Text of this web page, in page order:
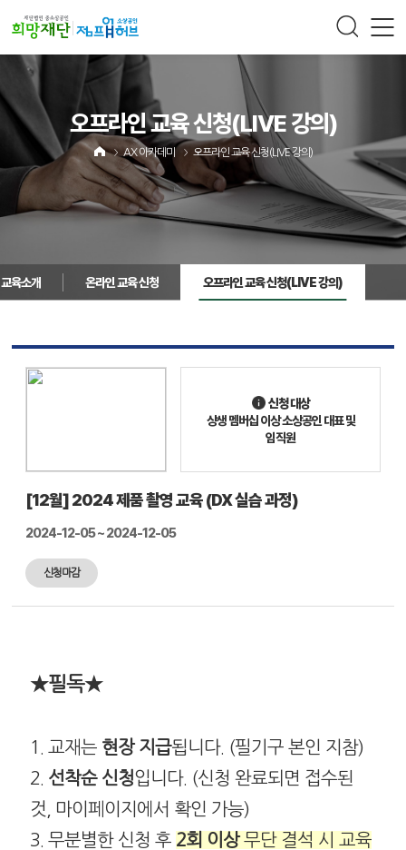
오프라인 교육 신청(LIVE 강의)
AX 아카데미 오프라인 교육 신청(LIVE 강의)
교육소개 온라인 교육 신청 오프라인 교육 신청(LIVE 강의)
[12월] 2024 제품 촬영 교육 (DX 실습 과정)
2024-12-05 ~ 2024-12-05
신청마감
신청 대상
상생 멤버십 이상 소상공인 대표 및
임직원
★필독★
1. 교재는 현장 지급됩니다. (필기구 본인 지참)
2. 선착순 신청입니다. (신청 완료되면 접수된
것, 마이페이지에서 확인 가능)
3. 무분별한 신청 후 2회 이상무단 결석 시 교육